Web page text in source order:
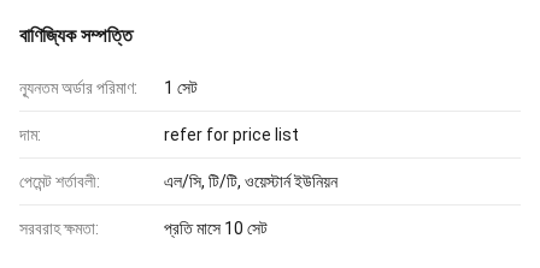
বাণিজ্যিক সম্পত্তি
ন্যূনতম অর্ডার পরিমাণ: 1 সেট
দাম: refer for price list
পেমেন্ট শর্তাবলী: এল/সি, টি/টি, ওয়েস্টার্ন ইউনিয়ন
সরবরাহ ক্ষমতা: প্রতি মাসে 10 সেট